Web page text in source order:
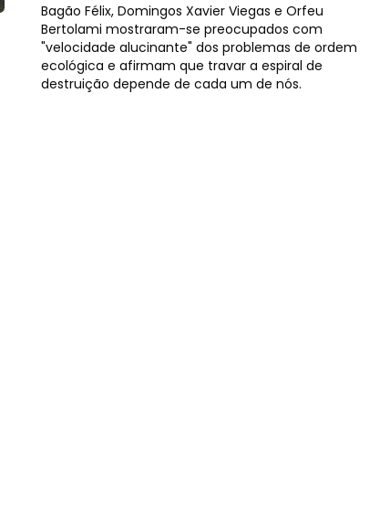
Bagão Félix, Domingos Xavier Viegas e Orfeu
Bertolami mostraram-se preocupados com
"velocidade alucinante" dos problemas de ordem
ecológica e afirmam que travar a espiral de
destruição depende de cada um de nós.